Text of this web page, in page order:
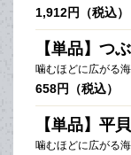
1,912円（税込）
【単品】つ
噛むほどに広がる海
658円（税込）
【単品】平
噛むほどに広がる海